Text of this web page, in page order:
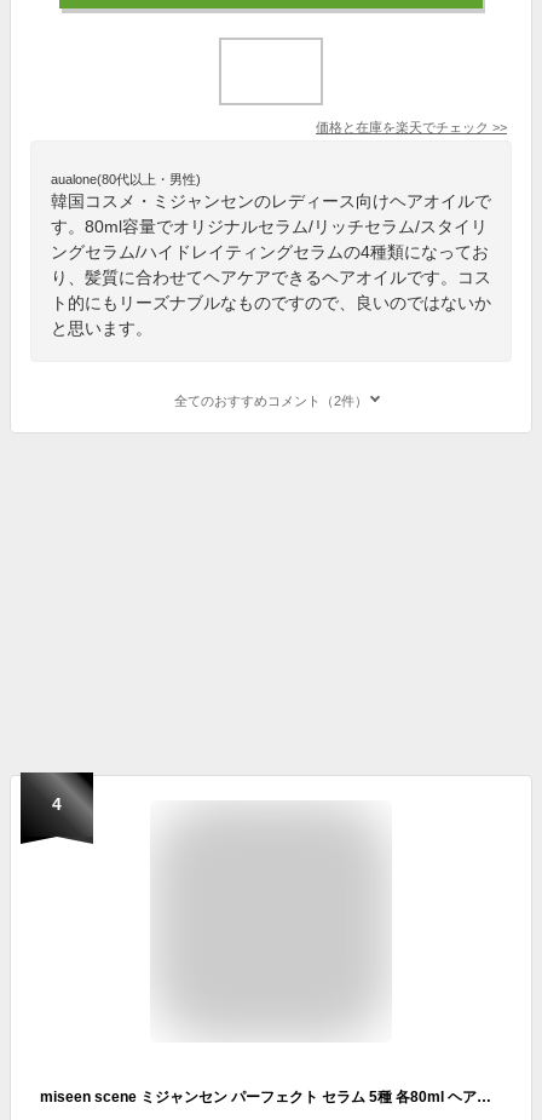
価格と在庫を楽天でチェック >>
aualone(80代以上・男性)
韓国コスメ・ミジャンセンのレディース向けヘアオイルで
す。80ml容量でオリジナルセラム/リッチセラム/スタイリ
ングセラム/ハイドレイティングセラムの4種類になってお
り、髪質に合わせてヘアケアできるヘアオイルです。コス
ト的にもリーズナブルなものですので、良いのではないか
と思います。
全てのおすすめコメント（2件）
4
miseen scene ミジャンセン パーフェクト セラム 5種 各80ml ヘアオイル ヘアセラム ヘアダメージケア 単品 正規品 韓国コスメ